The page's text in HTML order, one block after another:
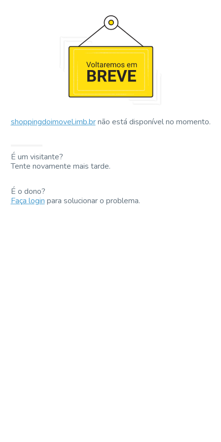
shoppingdoimovel.imb.brnão está disponível no momento.
É um visitante?
Tente novamente mais tarde.
É o dono?
Faça loginpara solucionar o problema.